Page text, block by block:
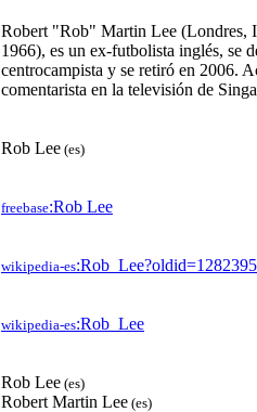
Robert "Rob" Martin Lee (Londres,
1966), es un ex-futbolista inglés, se
centrocampista y se retiró en 2006.
comentarista en la televisión de
Rob Lee (es)
freebase:Rob Lee
wikipedia-es
wikipedia-es:Rob_Lee
Rob Lee (es)
Robert Martin Lee (es)